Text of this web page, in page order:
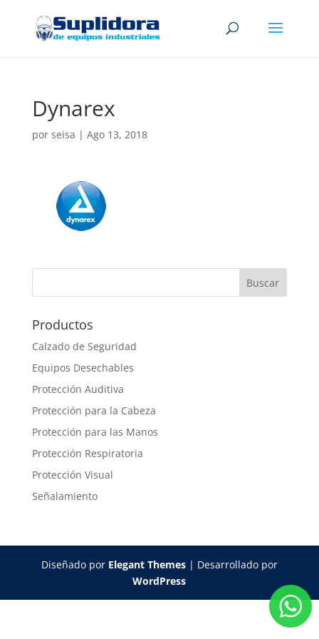
Dynarex
por seisa | Ago 13, 2018
Productos
Calzado de Seguridad
Equipos Desechables
Protección Auditiva
Protección para la Cabeza
Protección para las Manos
Protección Respiratoria
Protección Visual
Señalamiento
Diseñado por Elegant Themes| Desarrollado por
WordPress